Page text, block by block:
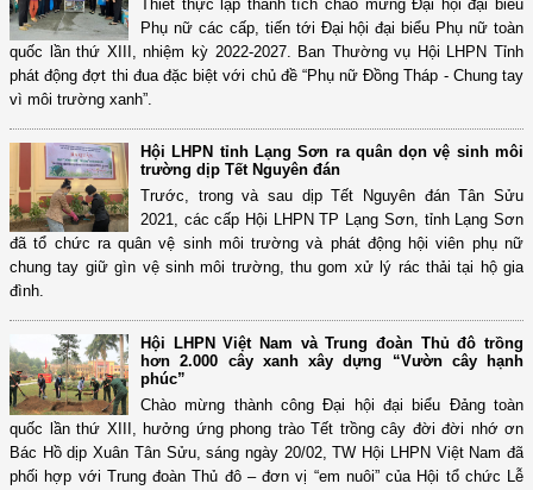
Thiết thực lập thành tích chào mừng Đại hội đại biểu
Phụ nữ các cấp, tiến tới Đại hội đại biểu Phụ nữ toàn
quốc lần thứ XIII, nhiệm kỳ 2022-2027. Ban Thường vụ Hội LHPN Tỉnh
phát động đợt thi đua đặc biệt với chủ đề “Phụ nữ Đồng Tháp - Chung tay
vì môi trường xanh”.
Hội LHPN tỉnh Lạng Sơn ra quân dọn vệ sinh môi
trường dịp Tết Nguyên đán
Trước, trong và sau dịp Tết Nguyên đán Tân Sửu
2021, các cấp Hội LHPN TP Lạng Sơn, tỉnh Lạng Sơn
đã tổ chức ra quân vệ sinh môi trường và phát động hội viên phụ nữ
chung tay giữ gìn vệ sinh môi trường, thu gom xử lý rác thải tại hộ gia
đình.
Hội LHPN Việt Nam và Trung đoàn Thủ đô trồng
hơn 2.000 cây xanh xây dựng “Vườn cây hạnh
phúc”
Chào mừng thành công Đại hội đại biểu Đảng toàn
quốc lần thứ XIII, hưởng ứng phong trào Tết trồng cây đời đời nhớ ơn
Bác Hồ dịp Xuân Tân Sửu, sáng ngày 20/02, TW Hội LHPN Việt Nam đã
phối hợp với Trung đoàn Thủ đô – đơn vị “em nuôi” của Hội tổ chức Lễ